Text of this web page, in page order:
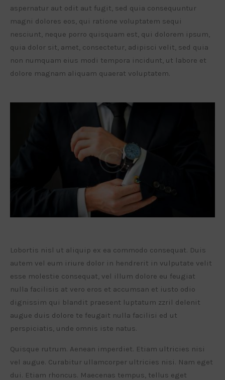
aspernatur aut odit aut fugit, sed quia consequuntur
magni dolores eos, qui ratione voluptatem sequi
nesciunt, neque porro quisquam est, qui dolorem ipsum,
quia dolor sit, amet, consectetur, adipisci velit, sed quia
non numquam eius modi tempora incidunt, ut labore et
dolore magnam aliquam quaerat voluptatem.
Lobortis nisl ut aliquip ex ea commodo consequat. Duis
autem vel eum iriure dolor in hendrerit in vulputate velit
esse molestie consequat, vel illum dolore eu feugiat
nulla facilisis at vero eros et accumsan et iusto odio
dignissim qui blandit praesent luptatum zzril delenit
augue duis dolore te feugait nulla facilisi ed ut
perspiciatis, unde omnis iste natus.
Quisque rutrum. Aenean imperdiet. Etiam ultricies nisi
vel augue. Curabitur ullamcorper ultricies nisi. Nam eget
dui. Etiam rhoncus. Maecenas tempus, tellus eget